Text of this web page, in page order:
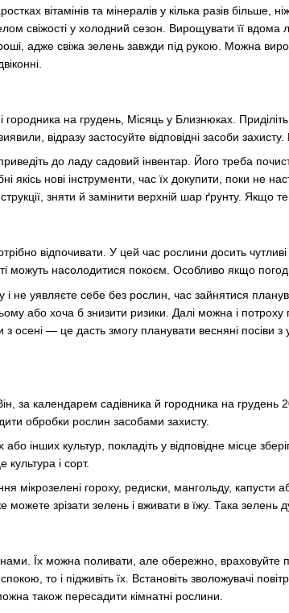
вітамінів та мінералів у кілька разів
свіжості у холодний сезон. Вирощувати її вдома
адже свіжа зелень завжди під рукою. Можна
городника на грудень, Місяць у Близнюках.
відразу застосуйте відповідні засоби
до ладу садовий інвентар. Його треба
якісь нові інструменти, час їх докупити, поки не
зняти й замінити верхній шар ґрунту. Якщо
відпочивати. У цей час рослини досить
можуть насолодитися покоєм. Особливо якщо
не уявляєте себе без рослин, час зайнятися
або хоча б знизити ризики. Далі можна і
осені — це дасть змогу планувати весняні посіви з
за календарем садівника й городника на грудень
обробки рослин засобами захисту.
інших культур, покладіть у відповідне місце
і сорт.
мікрозелені гороху, редиски, мангольду,
зрізати зелень і вживати в їжу. Така зелень
Їх можна поливати, але обережно, враховуйте
то і підживіть їх. Встановіть зволожувачі
також пересадити кімнатні рослини.